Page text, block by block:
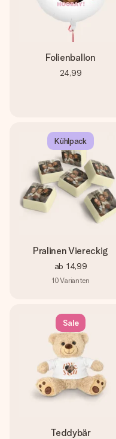
Folienballon
24,99
Kühlpack
Pralinen Viereckig
ab 14,99
10Varianten
Sale
Teddybär